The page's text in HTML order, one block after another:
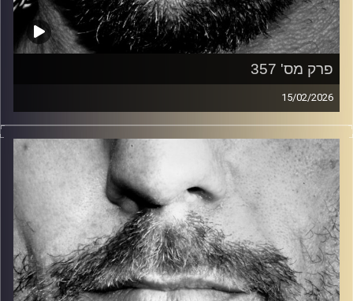
פרק מס' 357
15/02/2026
זיפים, מוזיקה מחוספסת של הופעות חיות. הרבה ג'אם, רוק,
בלוז, bluegrass, ג'אז, Fאנק, פרוגרסיב ואפילו אלקטרוניקה.
כל מה שחי, אמיתי ונושם.
עם שמוליק רגב.
קרדיט תמונות: David Goehring